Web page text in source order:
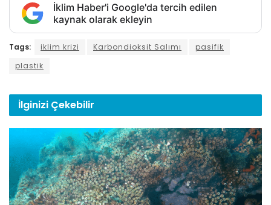
İklim Haber'i Google'da tercih edilen
kaynak olarak ekleyin
Tags: iklim krizi Karbondioksit Salımı
pasifik
plastik
İlginizi Çekebilir